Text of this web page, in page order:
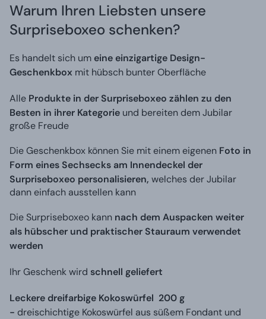
Warum Ihren Liebsten unsere
Surpriseboxeo schenken?
Es handelt sich um eine einzigartige Design-
Geschenkbox mit hübsch bunter Oberfläche
Alle Produkte in der Surpriseboxeo zählen zu den
Besten in ihrer Kategorie und bereiten dem Jubilar
große Freude
Die Geschenkbox können Sie mit einem eigenen Foto in
Form eines Sechsecks am Innendeckel der
Surpriseboxeo personalisieren, welches der Jubilar
dann einfach ausstellen kann
Die Surpriseboxeo kann nach dem Auspacken weiter
als hübscher und praktischer Stauraum verwendet
werden
Ihr Geschenk wird schnell geliefert
Leckere dreifarbige Kokoswürfel 200 g
- dreischichtige Kokoswürfel aus süßem Fondant und